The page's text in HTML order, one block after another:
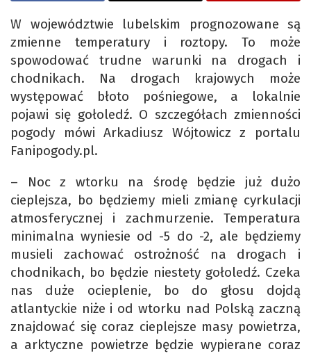
W województwie lubelskim prognozowane są
zmienne temperatury i roztopy. To może
spowodować trudne warunki na drogach i
chodnikach. Na drogach krajowych może
występować błoto pośniegowe, a lokalnie
pojawi się gołoledź. O szczegółach zmienności
pogody mówi Arkadiusz Wójtowicz z portalu
Fanipogody.pl.
– Noc z wtorku na środę będzie już dużo
cieplejsza, bo będziemy mieli zmianę cyrkulacji
atmosferycznej i zachmurzenie. Temperatura
minimalna wyniesie od -5 do -2, ale będziemy
musieli zachować ostrożność na drogach i
chodnikach, bo będzie niestety gołoledź. Czeka
nas duże ocieplenie, bo do głosu dojdą
atlantyckie niże i od wtorku nad Polską zaczną
znajdować się coraz cieplejsze masy powietrza,
a arktyczne powietrze będzie wypierane coraz